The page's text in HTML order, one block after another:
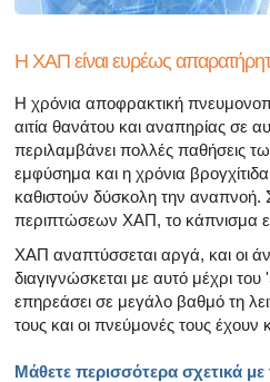
Η ΧΑΠ είναι ευρέως
Η χρόνια αποφρακτική
αιτία θανάτου και αναπηρίας σε
περιλαμβάνει πολλές παθήσεις
εμφύσημα και η χρόνια
καθιστούν δύσκολη την αναπνοή.
περιπτώσεων ΧΑΠ, το κάπνισμα
ΧΑΠ αναπτύσσεται αργά, και οι
διαγιγνώσκεται με αυτό μέχρι
επηρεάσει σε μεγάλο βαθμό τη
τους και οι πνεύμονές τους
Μάθετε περισσότερα σχετικά με